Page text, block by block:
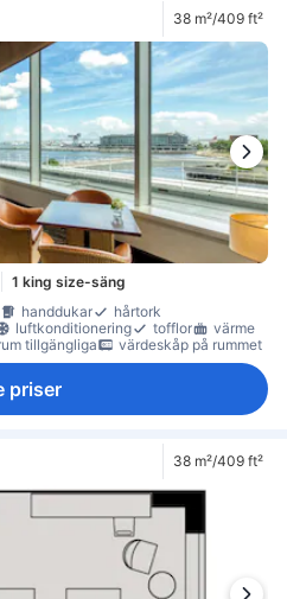
38 m²/409 ft²
1 king size-säng
handdukar
hårtork
luftkonditionering tofflor
värme
tillgängliga värdeskåp på rummet
priser
38 m²/409 ft²